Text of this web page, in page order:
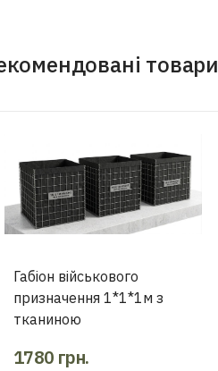
товари
Габіон військового
призначення 1*1*1м з
тканиною
1780 грн.